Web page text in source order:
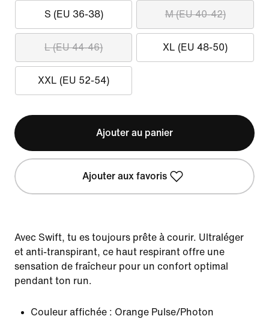
S (EU 36-38) M (EU 40-42)
L (EU 44-46) XL (EU 48-50)
XXL (EU 52-54)
Ajouter au panier
Ajouter aux favoris
Avec Swift, tu es toujours prête à courir. Ultraléger
et anti-transpirant, ce haut respirant offre une
sensation de fraîcheur pour un confort optimal
pendant ton run.
Couleur affichée : Orange Pulse/Photon